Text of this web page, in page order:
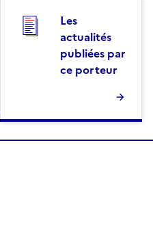
Les
actualités
publiées par
ce porteur